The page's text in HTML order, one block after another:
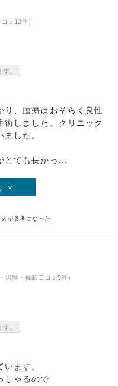
ミ13件）
。
り、腫瘍はおそらく良性
しました。クリニック
した。
ても長かっ...
が参考になった
男性・掲載口コミ5件）
。
ます。
しゃるので